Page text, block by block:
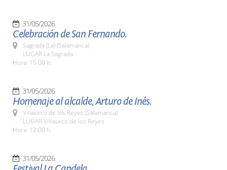
31/05/2026
Celebración de San Fernando.
Sagrada (La) (Salamanca)
LUGAR La Sagrada
Hora: 15:00 h.
31/05/2026
Homenaje al alcalde, Arturo de Inés.
Villaseco de los Reyes (Salamanca)
LUGAR Villaseco de los Reyes
Hora: 12:00 h.
31/05/2026